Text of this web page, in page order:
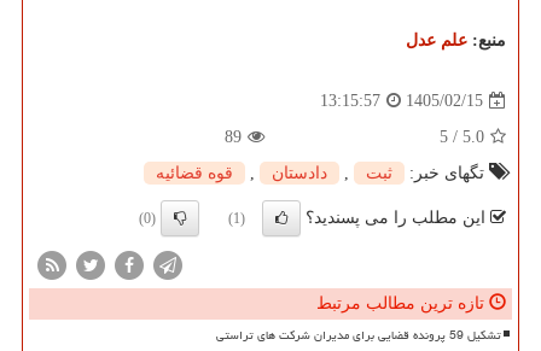
منبع: علم عدل
1405/02/15
13:15:57
5.0
/
5
89
تگهای خبر:
ثبت , دادستان , قوه قضائیه
این مطلب را می پسندید؟ (1)
(0)
تازه ترین مطالب مرتبط
تشکیل 59 پرونده قضایی برای مدیران شرکت های تراستی